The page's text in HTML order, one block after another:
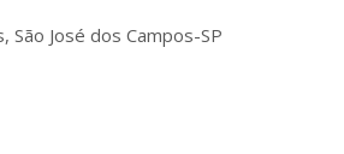
São José dos Campos-SP